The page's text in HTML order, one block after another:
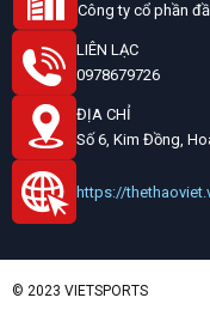
Công ty cổ phần
LIÊN LẠC
0978679726
ĐỊA CHỈ
Số 6, Kim Đồng,
https://
© 2023 VIETSPORTS